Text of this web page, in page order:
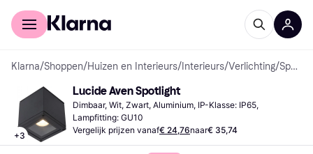
Voor shoppers
Klarna/Shoppen/Huizen en Interieurs/ Interieurs/Verlichting/ Spotlights
+3
Lucide Aven Spotlight
Dimbaar, Wit, Zwart, Aluminium, IP-Klasse: IP65,
Lampfitting: GU10
Vergelijk prijzen vanaf€ 24,76naar€ 35,74